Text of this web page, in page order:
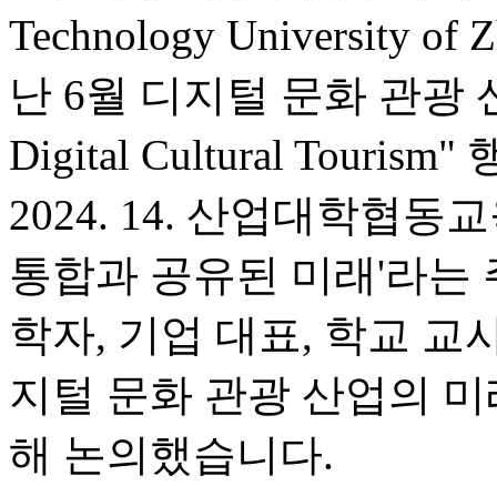
Technology University of
난 6월 디지털 문화 관광
Digital Cultural Tourism"
2024. 14. 산업대학협동
통합과 공유된 미래'라는
학자, 기업 대표, 학교 교
지털 문화 관광 산업의
해 논의했습니다.